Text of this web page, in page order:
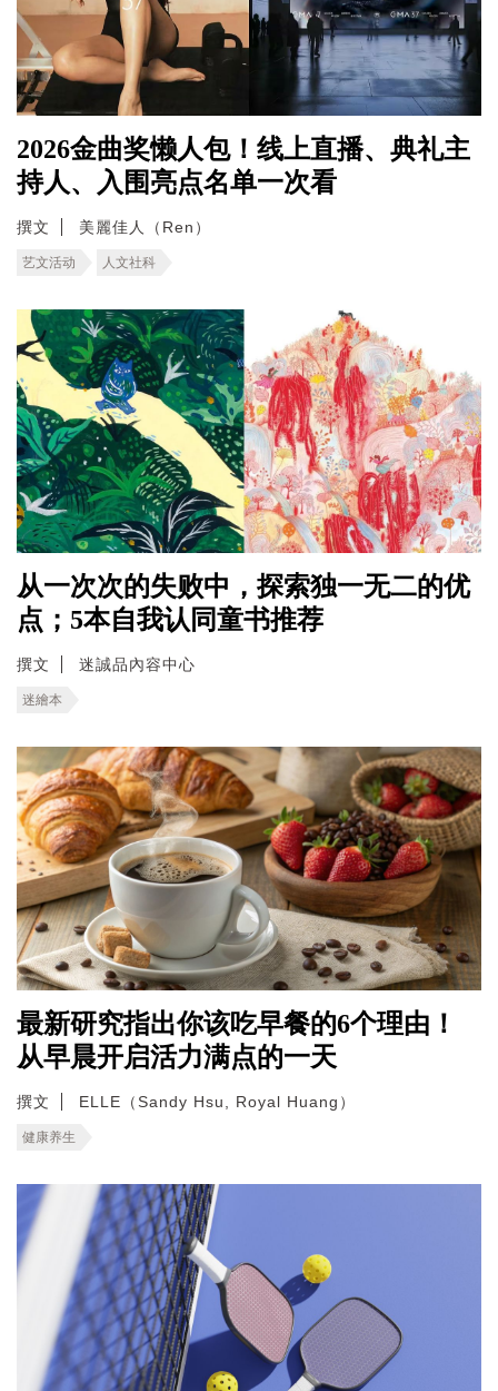
2026金曲奖懒人包！线上直播、典礼主
持人、入围亮点名单一次看
撰文 美麗佳人（Ren）
艺文活动 人文社科
从一次次的失败中，探索独一无二的优
点；5本自我认同童书推荐
撰文 迷誠品內容中心
迷繪本
最新研究指出你该吃早餐的6个理由！
从早晨开启活力满点的一天
撰文 ELLE（Sandy Hsu, Royal Huang）
健康养生